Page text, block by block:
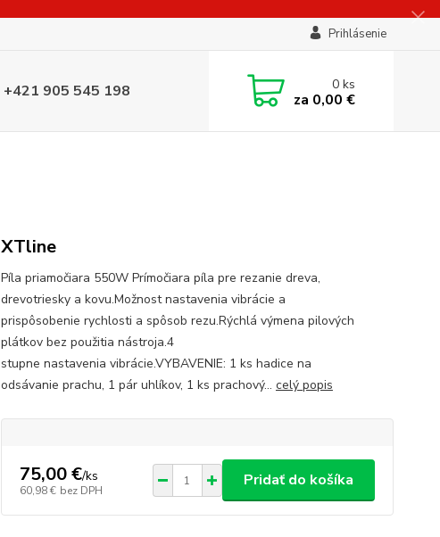
Prihlásenie
+421 905 545 198 0ks
za 0,00 €
XTline
Píla priamočiara 550W Prímočiara píla pre rezanie dreva,
drevotriesky a kovu.Možnost nastavenia vibrácie a
prispôsobenie rychlosti a spôsob rezu.Rýchlá výmena pilových
plátkov bez použitia nástroja.4
stupne nastavenia vibrácie.VYBAVENIE: 1 ks hadice na
odsávanie prachu, 1 pár uhlíkov, 1 ks prachový... celý popis
75,00 €/ks
60,98 € bez DPH
Pridať do košíka